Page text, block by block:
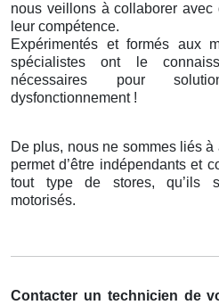
nous veillons à collaborer
leur compétence.
Expérimentés et formés aux
spécialistes ont le
nécessaires pour
dysfonctionnement !
De plus, nous ne sommes liés
permet d’être indépendants et
tout type de stores, qu’ils
motorisés.
Contacter un technicien de